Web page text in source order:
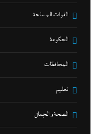
القوات المسلحة
الحكومة
المحافظات
تعليم
الصحة و الجمال